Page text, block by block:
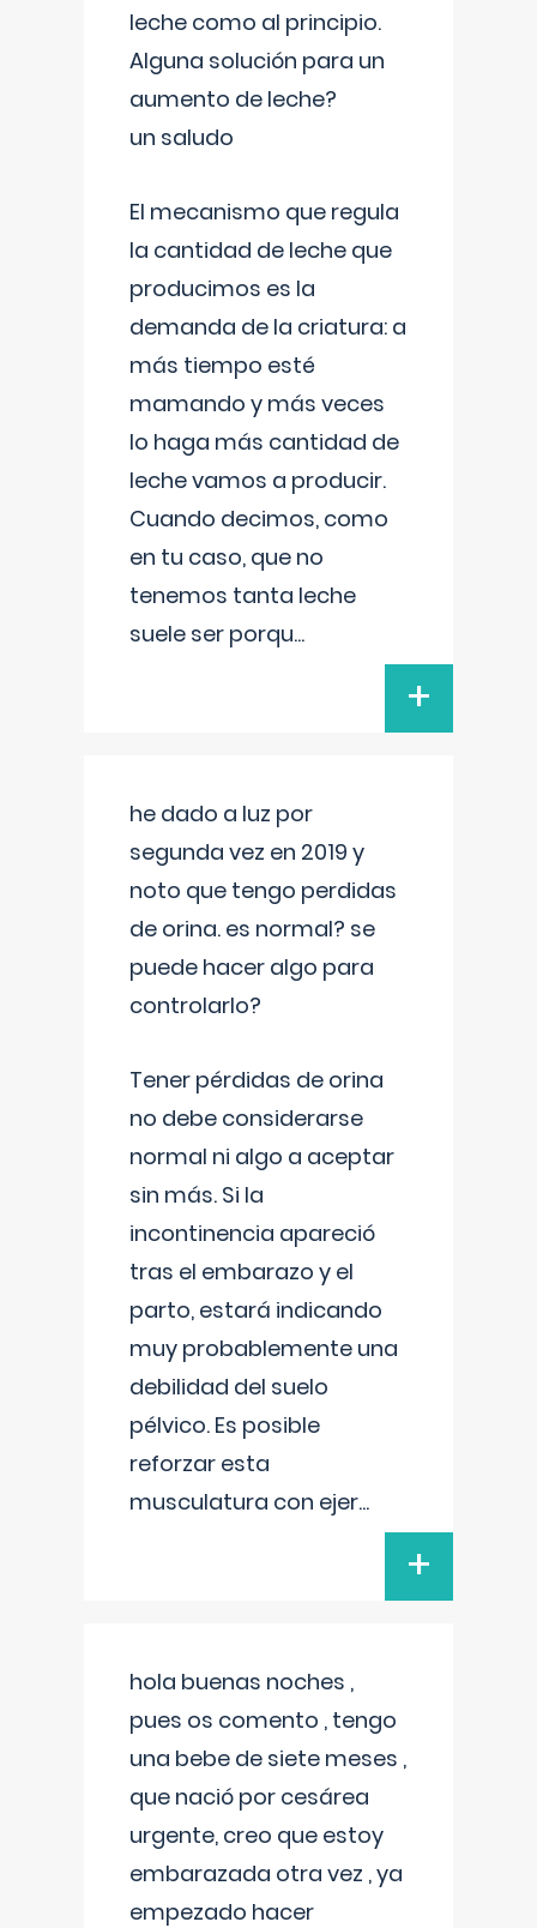
leche como al principio.
Alguna solución para un
aumento de leche?
un saludo
El mecanismo que regula
la cantidad de leche que
producimos es la
demanda de la criatura: a
más tiempo esté
mamando y más veces
lo haga más cantidad de
leche vamos a producir.
Cuando decimos, como
en tu caso, que no
tenemos tanta leche
suele ser porqu...
+
he dado a luz por
segunda vez en 2019 y
noto que tengo perdidas
de orina. es normal? se
puede hacer algo para
controlarlo?
Tener pérdidas de orina
no debe considerarse
normal ni algo a aceptar
sin más. Si la
incontinencia apareció
tras el embarazo y el
parto, estará indicando
muy probablemente una
debilidad del suelo
pélvico. Es posible
reforzar esta
musculatura con ejer...
+
hola buenas noches ,
pues os comento , tengo
una bebe de siete meses ,
que nació por cesárea
urgente, creo que estoy
embarazada otra vez , ya
empezado hacer